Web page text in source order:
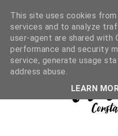
This site uses cookies
services and to analyze
user-agent are shared with
performance and security
service, generate usage
address abuse.
LEARN